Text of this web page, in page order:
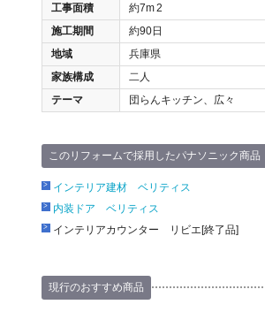
工事面積
約7m2
施工期間
約90日
地域
兵庫県
家族構成
二人
テーマ
団らんキッチン、広々
このリフォームで採用したパナソニック商品
インテリア建材 ベリティス
内装ドア ベリティス
インテリアカウンター リビエ[終了品]
現行のおすすめ商品